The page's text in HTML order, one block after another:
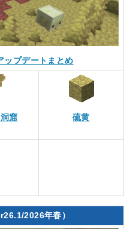
ップデートまとめ
窟 硫黄
2026年春）